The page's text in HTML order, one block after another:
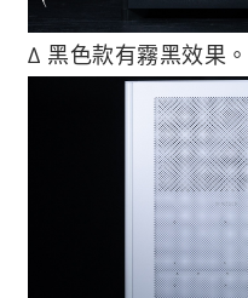
∆ 黑色款有霧黑效果。